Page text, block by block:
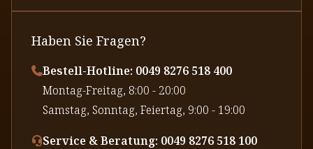
Haben Sie Fragen?
Bestell-Hotline: 0049 8276 518 400
⁠Montag-Freitag, 8:00 - 20:00
⁠Samstag, Sonntag, Feiertag, 9:00 - 19:00
Service & Beratung: 0049 8276 518 100